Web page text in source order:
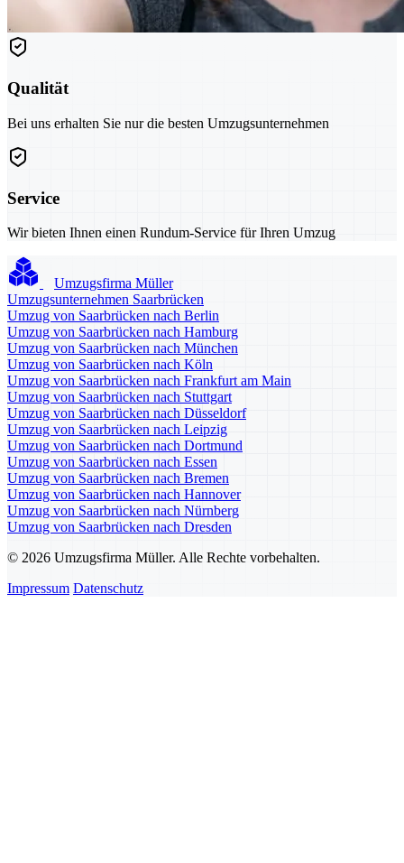
Qualität
Bei uns erhalten Sie nur die besten Umzugsunternehmen
Service
Wir bieten Ihnen einen Rundum-Service für Ihren Umzug
Umzugsfirma Müller
Umzugsunternehmen Saarbrücken
Umzug von Saarbrücken nach Berlin
Umzug von Saarbrücken nach Hamburg
Umzug von Saarbrücken nach München
Umzug von Saarbrücken nach Köln
Umzug von Saarbrücken nach Frankfurt am Main
Umzug von Saarbrücken nach Stuttgart
Umzug von Saarbrücken nach Düsseldorf
Umzug von Saarbrücken nach Leipzig
Umzug von Saarbrücken nach Dortmund
Umzug von Saarbrücken nach Essen
Umzug von Saarbrücken nach Bremen
Umzug von Saarbrücken nach Hannover
Umzug von Saarbrücken nach Nürnberg
Umzug von Saarbrücken nach Dresden
© 2026 Umzugsfirma Müller. Alle Rechte vorbehalten.
Impressum Datenschutz